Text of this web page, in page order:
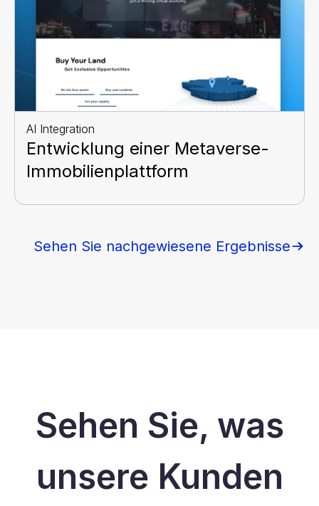
AI Integration
Entwicklung einer Metaverse-
Immobilienplattform
Sehen Sie nachgewiesene Ergebnisse
Sehen Sie, was
unsere Kunden